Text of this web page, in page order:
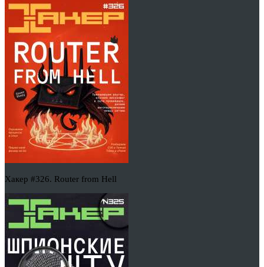
Хакер #326. Router from Hell